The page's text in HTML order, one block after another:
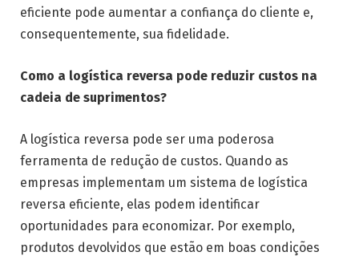
eficiente pode aumentar a confiança do cliente e,
consequentemente, sua fidelidade.
Como a logística reversa pode reduzir custos na
cadeia de suprimentos?
A logística reversa pode ser uma poderosa
ferramenta de redução de custos. Quando as
empresas implementam um sistema de logística
reversa eficiente, elas podem identificar
oportunidades para economizar. Por exemplo,
produtos devolvidos que estão em boas condições